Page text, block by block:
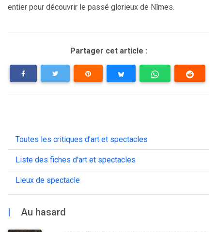
entier pour découvrir le passé glorieux de Nîmes.
Partager cet article :
Toutes les critiques d'art et spectacles
Liste des fiches d'art et spectacles
Lieux de spectacle
| Au hasard